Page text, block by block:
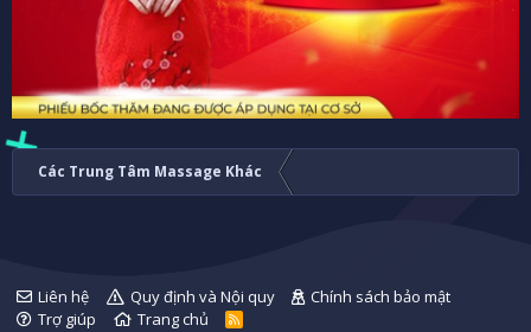
Các Trung Tâm Massage Khác
Liên hệ Quy định và Nội quy
Chính sách bảo mật
Trợ giúp
Trang chủ
R